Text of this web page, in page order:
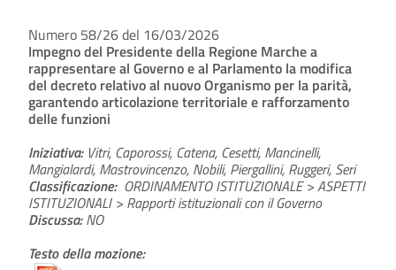
Numero 58/26 del 16/03/2026
Impegno del Presidente della Regione Marche a
rappresentare al Governo e al Parlamento la modifica
del decreto relativo al nuovo Organismo per la parità,
garantendo articolazione territoriale e rafforzamento
delle funzioni
Iniziativa:Vitri, Caporossi, Catena, Cesetti, Mancinelli,
Mangialardi, Mastrovincenzo, Nobili, Piergallini, Ruggeri, Seri
Classificazione: ORDINAMENTO ISTITUZIONALE > ASPETTI
ISTITUZIONALI > Rapporti istituzionali con il Governo
Discussa:NO
Testo della mozione: